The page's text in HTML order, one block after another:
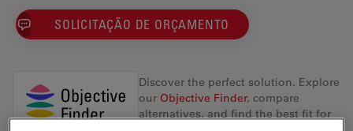
SOLICITAÇÃO DE ORÇAMENTO
Discover the perfect solution. Explore
our Objective Finder, compare
alternatives, and find the best fit for